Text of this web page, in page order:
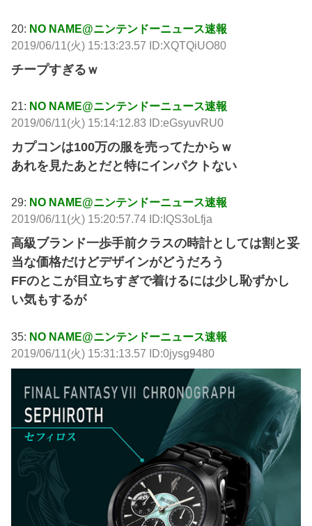
20: NO NAME@ニンテンドーニュース速報
2019/06/11(火) 15:13:23.57 ID:XQTQiUO80
チープすぎるｗ
21: NO NAME@ニンテンドーニュース速報
2019/06/11(火) 15:14:12.83 ID:eGsyuvRU0
カプコンは100万の服を売ってたからｗ
あれを見たあとだと特にインパクトない
29: NO NAME@ニンテンドーニュース速報
2019/06/11(火) 15:20:57.74 ID:IQS3oLfja
高級ブランド一歩手前クラスの時計としては割と妥
当な価格だけどデザインがどうだろう
FFのとこが目立ちすぎで着けるには少し恥ずかし
い気もするが
35: NO NAME@ニンテンドーニュース速報
2019/06/11(火) 15:31:13.57 ID:0jysg9480